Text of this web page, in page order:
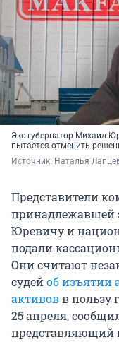
Экс-губернатор Михаил
пытается отменить
Источник: Наталья
Представители
принадлежавшей
Юревичу и
подали
Они считают
судейоб изъятии
активовв пользу
25 апреля,
представляющий